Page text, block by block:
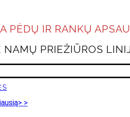
PĖDŲ IR RANKŲ
NAMŲ PRIEŽIŪROS
>